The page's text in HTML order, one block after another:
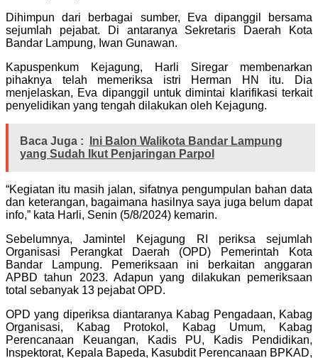
Dihimpun dari berbagai sumber, Eva dipanggil bersama
sejumlah pejabat. Di antaranya Sekretaris Daerah Kota
Bandar Lampung, Iwan Gunawan.
Kapuspenkum Kejagung, Harli Siregar membenarkan
pihaknya telah memeriksa istri Herman HN itu. Dia
menjelaskan, Eva dipanggil untuk dimintai klarifikasi terkait
penyelidikan yang tengah dilakukan oleh Kejagung.
Baca Juga :
Ini Balon Walikota Bandar Lampung
yang Sudah Ikut Penjaringan Parpol
“Kegiatan itu masih jalan, sifatnya pengumpulan bahan data
dan keterangan, bagaimana hasilnya saya juga belum dapat
info,” kata Harli, Senin (5/8/2024) kemarin.
Sebelumnya, Jamintel Kejagung RI periksa sejumlah
Organisasi Perangkat Daerah (OPD) Pemerintah Kota
Bandar Lampung. Pemeriksaan ini berkaitan anggaran
APBD tahun 2023. Adapun yang dilakukan pemeriksaan
total sebanyak 13 pejabat OPD.
OPD yang diperiksa diantaranya Kabag Pengadaan, Kabag
Organisasi, Kabag Protokol, Kabag Umum, Kabag
Perencanaan Keuangan, Kadis PU, Kadis Pendidikan,
Inspektorat, Kepala Bapeda, Kasubdit Perencanaan BPKAD,